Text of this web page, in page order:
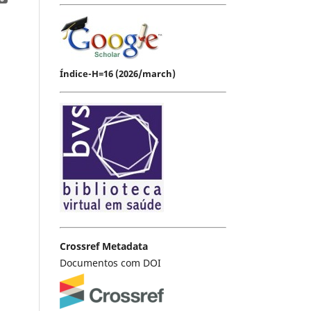
Índice-H=16 (2026/march)
Crossref Metadata
Documentos com DOI